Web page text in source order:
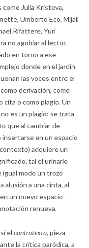
como Julia Kristeva,
Umberto Eco, Mijail
Rifattere, Yuri
no agobiar al lector,
en torno a ese
donde en el jardín
las voces entre el
derivación, como
cita o como plagio. Un
no es un plagio: se trata
que al cambiar de
en un espacio
adquiere un
tal el urinario
igual modo un trozo
alusión a una cinta, al
un nuevo espacio —
renueva.
el contratexto, pieza
la crítica paródica, a